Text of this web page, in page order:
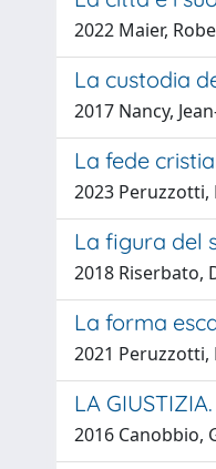
2022 Maier,
La custodia
2017 Nancy,
La fede
2023 Peruzzotti,
La figura del
2018 Riserbato,
La forma
2021 Peruzzotti,
LA
2016 Canobbio,